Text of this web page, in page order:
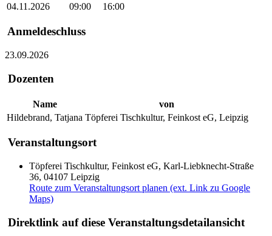
04.11.2026
09:00 16:00
Anmeldeschluss
23.09.2026
Dozenten
Name
von
Hildebrand, Tatjana Töpferei Tischkultur, Feinkost eG, Leipzig
Veranstaltungsort
Töpferei Tischkultur, Feinkost eG, Karl-Liebknecht-Straße
36, 04107 Leipzig
Route zum Veranstaltungsort planen (ext. Link zu Google
Maps)
Direktlink auf diese Veranstaltungsdetailansicht